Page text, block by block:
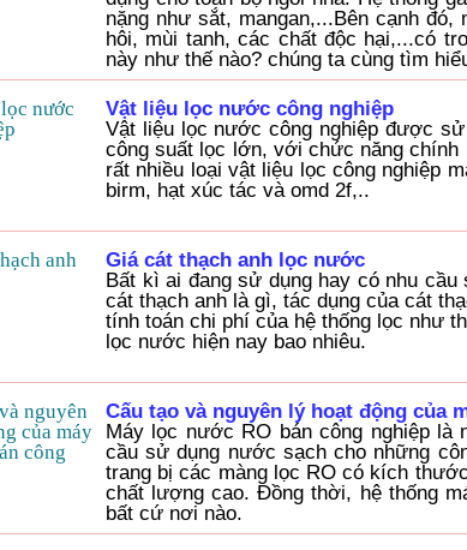
nặng như sắt, mangan,...Bên cạnh
hôi, mùi tanh, các chất độc hại,...có
này như thế nào? chúng ta cùng tìm
Vật liệu lọc nước công nghiệp
Vật liệu lọc nước công nghiệp được
công suất lọc lớn, với chức năng
rất nhiều loại vật liệu lọc công nghiệp
birm, hạt xúc tác và omd 2f,..
Giá cát thạch anh lọc nước
Bất kì ai đang sử dụng hay có nhu
cát thạch anh là gì, tác dụng của cát
tính toán chi phí của hệ thống lọc như
lọc nước hiện nay bao nhiêu.
Cấu tạo và nguyên lý hoạt động của
Máy lọc nước RO bán công nghiệp là
cầu sử dụng nước sạch cho những
trang bị các màng lọc RO có kích
chất lượng cao. Đồng thời, hệ thống
bất cứ nơi nào.